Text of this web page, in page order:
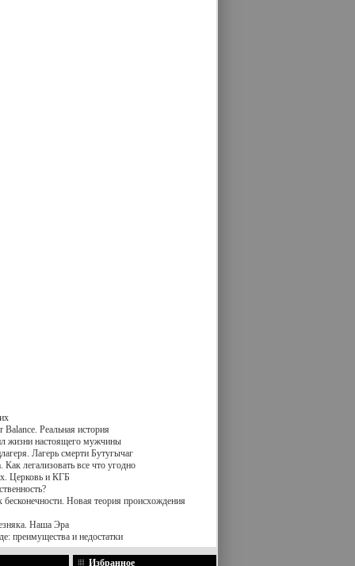
Balance. Реальная история
жизни настоящего мужчины
Лагерь смерти Бутугычаг
легализовать все что угодно
Церковь и КГБ
бесконечности. Новая теория происхождения
Наша Эра
преимущества и недостатки
Избранное